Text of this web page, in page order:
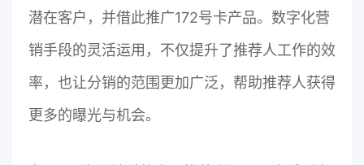
潜在客户，并借此推广172号卡产品。数字化营
销手段的灵活运用，不仅提升了推荐人工作的效
率，也让分销的范围更加广泛，帮助推荐人获得
更多的曝光与机会。